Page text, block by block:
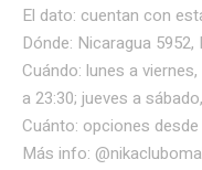
El dato: cuentan con
Dónde: Nicaragua 5952,
Cuándo: lunes a
a 23:30; jueves a
Cuánto: opciones desde
Más info: